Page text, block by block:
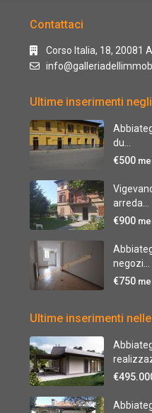
Contattaci
Corso Italia, 18, 20081
Ultime inserimenti
du...
€500
arreda...
€900
negozi...
€750
Ultime inserimenti